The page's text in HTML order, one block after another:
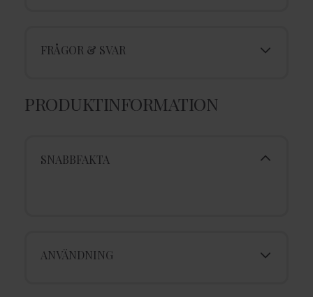
FRÅGOR & SVAR
PRODUKTINFORMATION
SNABBFAKTA
ANVÄNDNING